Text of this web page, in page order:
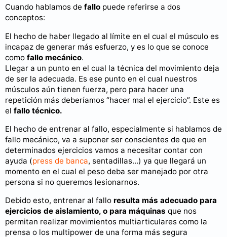
Cuando hablamos de fallo puede referirse a dos
conceptos:
El hecho de haber llegado al límite en el cual el músculo es
incapaz de generar más esfuerzo, y es lo que se conoce
como fallo mecánico.
Llegar a un punto en el cual la técnica del movimiento deja
de ser la adecuada. Es ese punto en el cual nuestros
músculos aún tienen fuerza, pero para hacer una
repetición más deberíamos “hacer mal el ejercicio”. Este es
el fallo técnico.
El hecho de entrenar al fallo, especialmente si hablamos de
fallo mecánico, va a suponer ser conscientes de que en
determinados ejercicios vamos a necesitar contar con
ayuda (press de banca, sentadillas…) ya que llegará un
momento en el cual el peso deba ser manejado por otra
persona si no queremos lesionarnos.
Debido esto, entrenar al fallo resulta más adecuado para
ejercicios de aislamiento, o para máquinas que nos
permitan realizar movimientos multiarticulares como la
prensa o los multipower de una forma más segura